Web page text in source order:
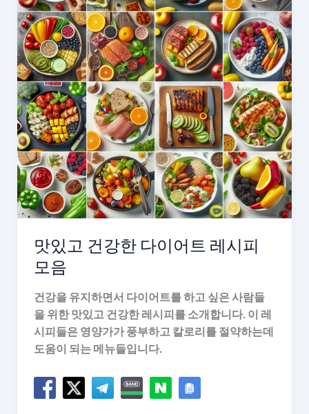
위
한
심
리
적
요
소
맛있고 건강한 다이어트 레시피
모음
건강을 유지하면서 다이어트를 하고 싶은 사람들
을 위한 맛있고 건강한 레시피를 소개합니다. 이 레
시피들은 영양가가 풍부하고 칼로리를 절약하는데
도움이 되는 메뉴들입니다.